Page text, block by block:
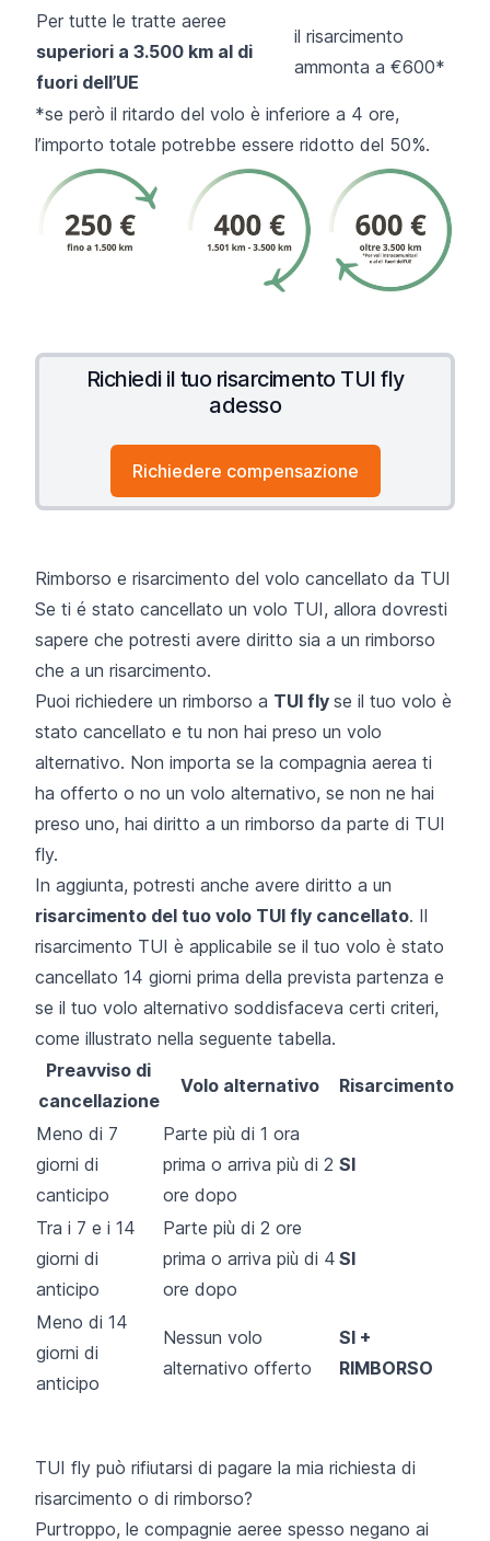
Per tutte le tratte aeree
superiori a 3.500 km al di
fuori dell’UE
il risarcimento
ammonta a €600*
*se però il ritardo del volo è inferiore a 4 ore,
l’importo totale potrebbe essere ridotto del 50%.
Richiedi il tuo risarcimento TUI fly
adesso
Richiedere compensazione
Rimborso e risarcimento del volo cancellato da TUI
Se ti é stato cancellato un volo TUI, allora dovresti
sapere che potresti avere diritto sia a un rimborso
che a un risarcimento.
Puoi richiedere un rimborso a TUI fly se il tuo volo è
stato cancellato e tu non hai preso un volo
alternativo. Non importa se la compagnia aerea ti
ha offerto o no un volo alternativo, se non ne hai
preso uno, hai diritto a un rimborso da parte di TUI
fly.
In aggiunta, potresti anche avere diritto a un
risarcimento del tuo volo TUI fly cancellato. Il
risarcimento TUI è applicabile se il tuo volo è stato
cancellato 14 giorni prima della prevista partenza e
se il tuo volo alternativo soddisfaceva certi criteri,
come illustrato nella seguente tabella.
Preavviso di
cancellazione
Volo alternativo Risarcimento
Meno di 7
giorni di
canticipo
Parte più di 1 ora
prima o arriva più di 2
ore dopo
SI
Tra i 7 e i 14
giorni di
anticipo
Parte più di 2 ore
prima o arriva più di 4
ore dopo
SI
Meno di 14
giorni di
anticipo
Nessun volo
alternativo offerto
SI +
RIMBORSO
TUI fly può rifiutarsi di pagare la mia richiesta di
risarcimento o di rimborso?
Purtroppo, le compagnie aeree spesso negano ai